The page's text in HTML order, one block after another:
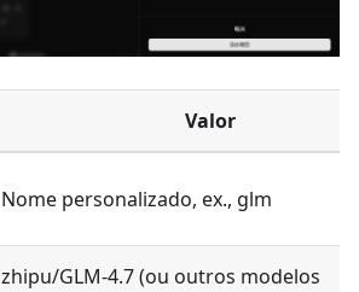
Valor
Nome personalizado, ex., glm
zhipu/GLM-4.7 (ou outros modelos